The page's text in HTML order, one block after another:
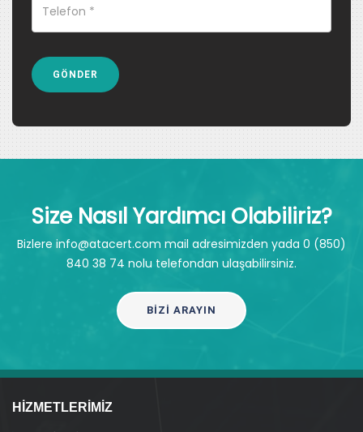
Size Nasıl Yardımcı Olabiliriz?
Bizlere info@atacert.com mail adresimizden yada 0 (850)
840 38 74 nolu telefondan ulaşabilirsiniz.
BIZI ARAYIN
HIZMETLERIMIZ